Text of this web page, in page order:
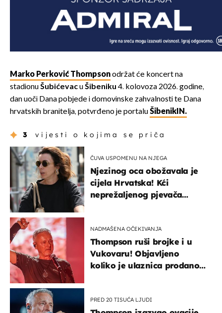
Marko Perković Thompsonodržat će koncert na
stadionuŠubićevacuŠibeniku 4. kolovoza 2026. godine,
dan uoči Dana pobjede i domovinske zahvalnosti te Dana
hrvatskih branitelja, potvrđeno je portaluŠibenikIN.
3 vijesti o kojima se priča
ČUVA USPOMENU NA NJEGA
Njezinog oca obožavala je
cijela Hrvatska! Kći
neprežaljenog pjevača
NADMAŠENA OČEKIVANJA
Thompson ruši brojke i u
Vukovaru! Objavljeno
koliko je ulaznica prodano
PRED 20 TISUĆA LJUDI